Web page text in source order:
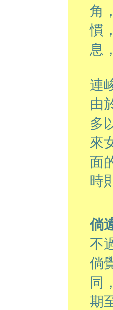
角
慣
息
連
由
多
來
面
時
倘
不
倘
同
期